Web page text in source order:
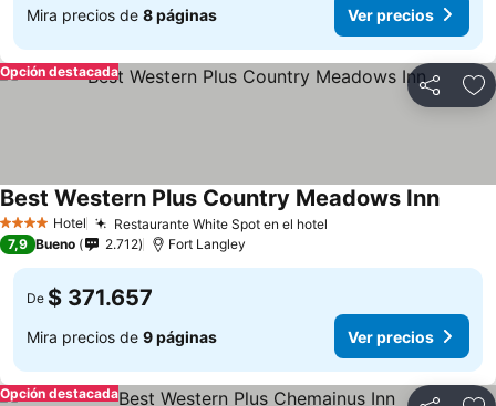
Mira precios de 8 páginas Ver precios
Compartir
Opción destacada
4 EstrellasHotel Restaurante White Spot en el hotel
Best Western Plus Country Meadows Inn
7,9 Bueno 2.712 Fort Langley
De $ 371.657
Mira precios de 9 páginas Ver precios
Opción destacada